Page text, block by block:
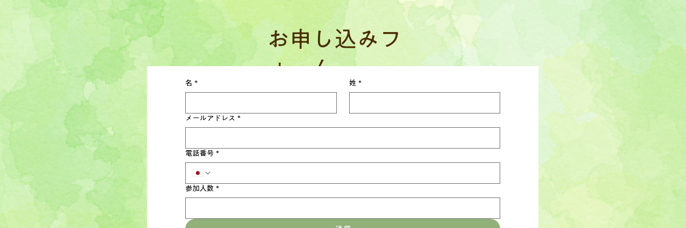
​お申し込みフ
ォーム
名 * 姓 *
メールアドレス *
電話番号 *
参加人数 *